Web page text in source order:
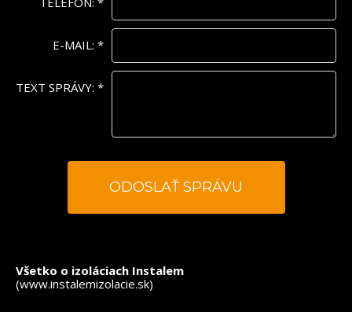
E-MAIL: *
TEXT SPRÁVY: *
Všetko o izoláciach Instalem
(www.instalemizolacie.sk)